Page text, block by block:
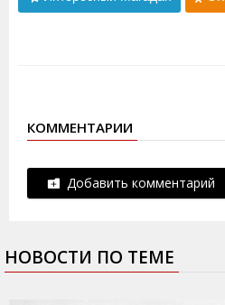
КОММЕНТАРИИ
Добавить комментарий
НОВОСТИ ПО ТЕМЕ